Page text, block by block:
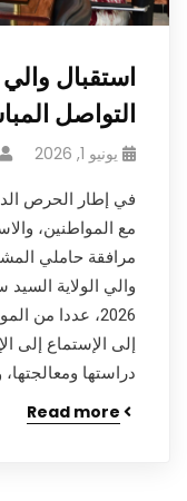
استقبال والي
التواصل
يونيو 1, 2026
في إطار الحرص
مع المواطنين،
مرافقة حاملي
2026، عددا من
إلى الإستماع إلى
دراستها
Read more